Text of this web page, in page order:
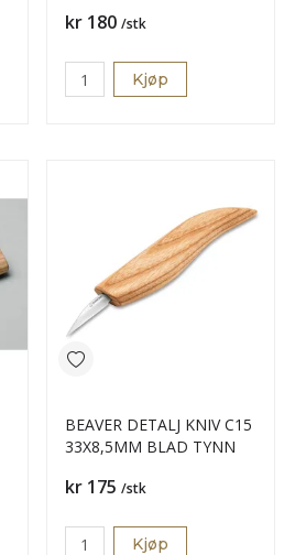
Pris
kr 180 /stk
Kjøp
BEAVER DETALJ KNIV C15
33X8,5MM BLAD TYNN
Pris
kr 175 /stk
Kjøp